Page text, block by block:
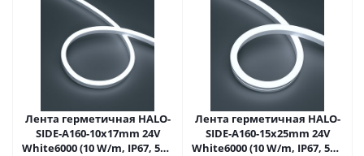
Лента герметичная HALO-
SIDE-A160-10x17mm 24V
White6000 (10 W/m, IP67, 5m,
Лента герметичная HALO-
SIDE-A160-15x25mm 24V
White6000 (10 W/m, IP67, 5m,